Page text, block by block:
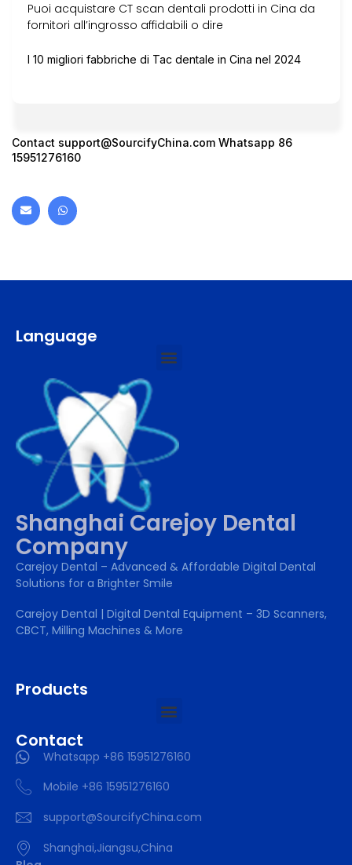
Puoi acquistare CT scan dentali prodotti in Cina da
fornitori all’ingrosso affidabili o dire
I 10 migliori fabbriche di Tac dentale in Cina nel 2024
Contact support@SourcifyChina.com Whatsapp 86
15951276160
Language
Shanghai Carejoy Dental
Company
Carejoy Dental – Advanced & Affordable Digital Dental
Solutions for a Brighter Smile
Carejoy Dental | Digital Dental Equipment – 3D Scanners,
CBCT, Milling Machines & More
Products
Contact
Whatsapp +86 15951276160
Mobile +86 15951276160
support@SourcifyChina.com
Shanghai,Jiangsu,China